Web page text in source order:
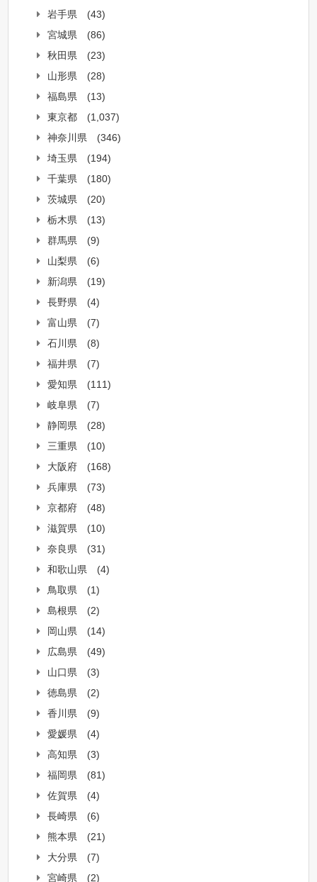
岩手県
(43)
宮城県
(86)
秋田県
(23)
山形県
(28)
福島県
(13)
東京都
(1,037)
神奈川県
(346)
埼玉県
(194)
千葉県
(180)
茨城県
(20)
栃木県
(13)
群馬県
(9)
山梨県
(6)
新潟県
(19)
長野県
(4)
富山県
(7)
石川県
(8)
福井県
(7)
愛知県
(111)
岐阜県
(7)
静岡県
(28)
三重県
(10)
大阪府
(168)
兵庫県
(73)
京都府
(48)
滋賀県
(10)
奈良県
(31)
和歌山県
(4)
鳥取県
(1)
島根県
(2)
岡山県
(14)
広島県
(49)
山口県
(3)
徳島県
(2)
香川県
(9)
愛媛県
(4)
高知県
(3)
福岡県
(81)
佐賀県
(4)
長崎県
(6)
熊本県
(21)
大分県
(7)
宮崎県
(2)